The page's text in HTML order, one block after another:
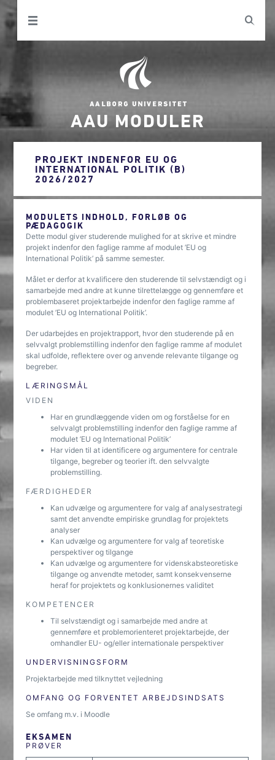
AAU MODULER
PROJEKT INDENFOR EU OG
INTERNATIONAL POLITIK (B)
2026/2027
MODULETS INDHOLD, FORLØB OG
PÆDAGOGIK
Dette modul giver studerende mulighed for at skrive et mindre
projekt indenfor den faglige ramme af modulet ’EU og
International Politik’ på samme semester.
Målet er derfor at kvalificere den studerende til selvstændigt og i
samarbejde med andre at kunne tilrettelægge og gennemføre et
problembaseret projektarbejde indenfor den faglige ramme af
modulet ’EU og International Politik’.
Der udarbejdes en projektrapport, hvor den studerende på en
selvvalgt problemstilling indenfor den faglige ramme af modulet
skal udfolde, reflektere over og anvende relevante tilgange og
begreber.
LÆRINGSMÅL
VIDEN
Har en grundlæggende viden om og forståelse for en
selvvalgt problemstilling indenfor den faglige ramme af
modulet ’EU og International Politik’
Har viden til at identificere og argumentere for centrale
tilgange, begreber og teorier ift. den selvvalgte
problemstilling.
FÆRDIGHEDER
Kan udvælge og argumentere for valg af analysestrategi
samt det anvendte empiriske grundlag for projektets
analyser
Kan udvælge og argumentere for valg af teoretiske
perspektiver og tilgange
Kan udvælge og argumentere for videnskabsteoretiske
tilgange og anvendte metoder, samt konsekvenserne
heraf for projektets og konklusionernes validitet
KOMPETENCER
Til selvstændigt og i samarbejde med andre at
gennemføre et problemorienteret projektarbejde, der
omhandler EU- og/eller internationale perspektiver
UNDERVISNINGSFORM
Projektarbejde med tilknyttet vejledning
OMFANG OG FORVENTET ARBEJDSINDSATS
Se omfang m.v. i Moodle
EKSAMEN
PRØVER